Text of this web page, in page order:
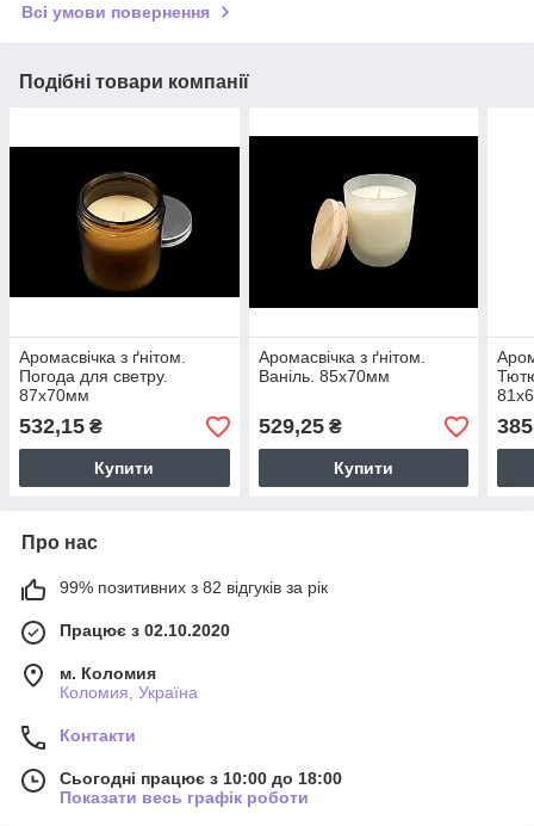
Всі умови повернення
Подібні товари компанії
Аромасвічка з ґнітом.
Погода для светру.
87х70мм
532,15 ₴
Купити
Аромасвічка з ґнітом.
Ваніль. 85х70мм
529,25₴
Купити
Про нас
99% позитивних з 82 відгуків за рік
Працює з 02.10.2020
м. Коломия
Коломия, Україна
Контакти
Сьогодні працює з 10:00 до 18:00
Показати весь графік роботи